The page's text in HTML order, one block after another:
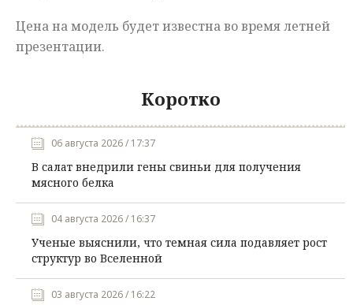
Цена на модель будет известна во время летней
презентации.
Коротко
06 августа 2026 / 17:37
В салат внедрили гены свиньи для получения
мясного белка
04 августа 2026 / 16:37
Ученые выяснили, что темная сила подавляет рост
структур во Вселенной
03 августа 2026 / 16:22